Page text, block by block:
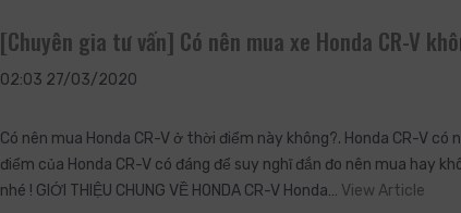
[Chuyên gia tư vấn] Có nên mua xe Honda CR-V
02:03 27/03/2020
Có nên mua Honda CR-V ở thời điểm này không?. Honda CR-V
điểm của Honda CR-V có đáng để suy nghĩ đắn đo nên mua hay
nhé ! GIỚI THIỆU CHUNG VỀ HONDA CR-V Honda… View Article